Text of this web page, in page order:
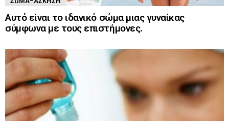
Αυτό είναι το ιδανικό σώμα μιας γυναίκας
σύμφωνα με τους επιστήμονες.